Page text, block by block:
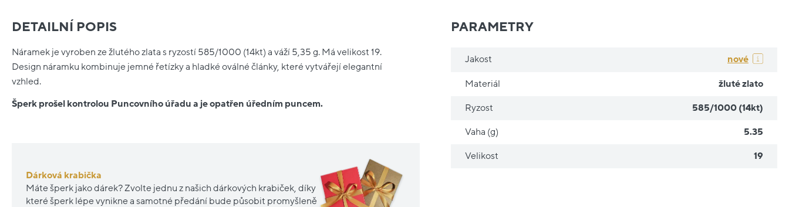
DETAILNÍ POPIS
Náramek je vyroben ze žlutého zlata s ryzostí 585/1000 (14kt) a váží 5,35 g. Má velikost 19.
Design náramku kombinuje jemné řetízky a hladké oválné články, které vytvářejí elegantní
vzhled.
Šperk prošel kontrolou Puncovního úřadu a je opatřen úředním puncem.
Dárková krabička
Máte šperk jako dárek? Zvolte jednu z našich dárkových krabiček, díky
které šperk lépe vynikne a samotné předání bude působit promyšleně
PARAMETRY
Jakost nové
Materiál žluté zlato
Ryzost 585/1000 (14kt)
Vaha (g) 5.35
Velikost 19